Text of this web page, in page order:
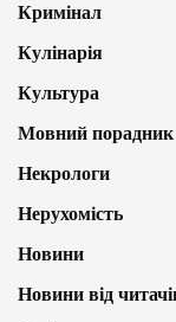
Кримінал
Кулінарія
Культура
Мовний порадник
Некрологи
Нерухомість
Новини
Новини від